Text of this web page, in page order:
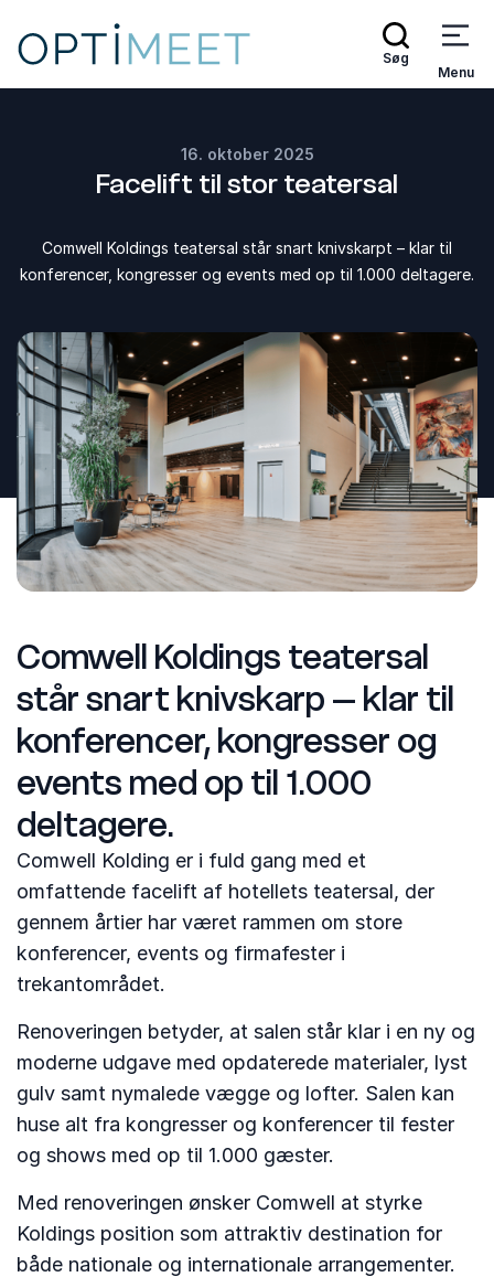
Søg
Menu
16. oktober 2025
Facelift til stor teatersal
Comwell Koldings teatersal står snart knivskarpt – klar til
konferencer, kongresser og events med op til 1.000 deltagere.
Comwell Koldings teatersal
står snart knivskarp – klar til
konferencer, kongresser og
events med op til 1.000
deltagere.
Comwell Kolding er i fuld gang med et
omfattende facelift af hotellets teatersal, der
gennem årtier har været rammen om store
konferencer, events og firmafester i
trekantområdet.
Renoveringen betyder, at salen står klar i en ny og
moderne udgave med opdaterede materialer, lyst
gulv samt nymalede vægge og lofter. Salen kan
huse alt fra kongresser og konferencer til fester
og shows med op til 1.000 gæster.
Med renoveringen ønsker Comwell at styrke
Koldings position som attraktiv destination for
både nationale og internationale arrangementer.